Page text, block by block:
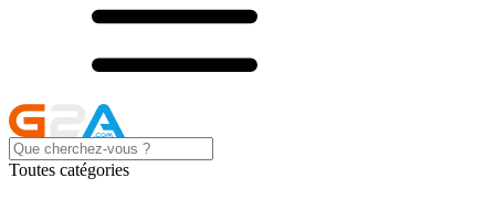
Toutes catégories